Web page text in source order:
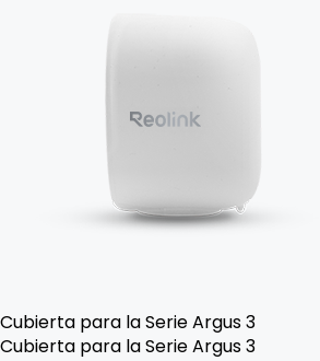
Cubierta para la Serie Argus 3
Cubierta para la Serie Argus 3